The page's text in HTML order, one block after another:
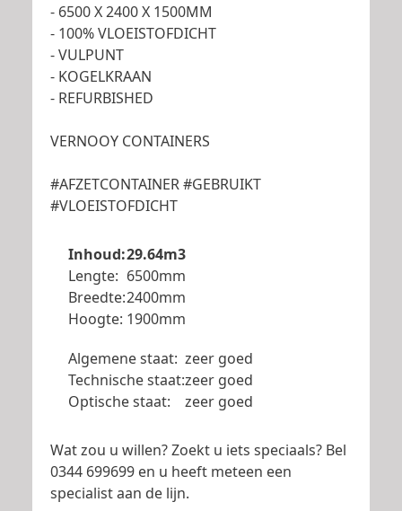
- 6500 X 2400 X 1500MM
- 100% VLOEISTOFDICHT
- VULPUNT
- KOGELKRAAN
- REFURBISHED
VERNOOY CONTAINERS
#AFZETCONTAINER #GEBRUIKT
#VLOEISTOFDICHT
Inhoud:29.64m3
Lengte: 6500mm
Breedte:2400mm
Hoogte: 1900mm
Algemene staat: zeer goed
Technische staat:zeer goed
Optische staat:
zeer goed
Wat zou u willen? Zoekt u iets speciaals? Bel
0344 699699 en u heeft meteen een
specialist aan de lijn.